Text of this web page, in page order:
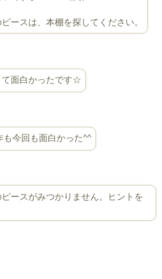
ースは、本棚を探してください。
面白かったです☆
も今回も面白かった^^
ースがみつかりません。ヒントを